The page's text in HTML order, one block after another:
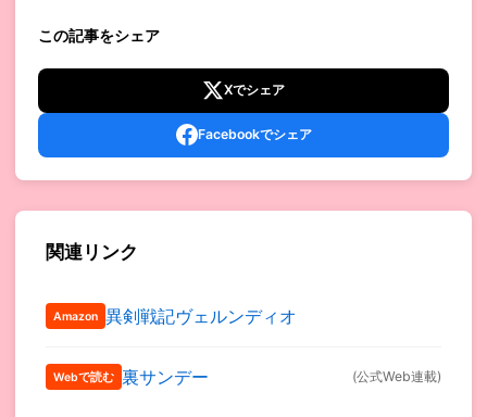
この記事をシェア
Xでシェア
Facebookでシェア
関連リンク
Amazon 異剣戦記ヴェルンディオ
Webで読む 裏サンデー (公式Web連載)